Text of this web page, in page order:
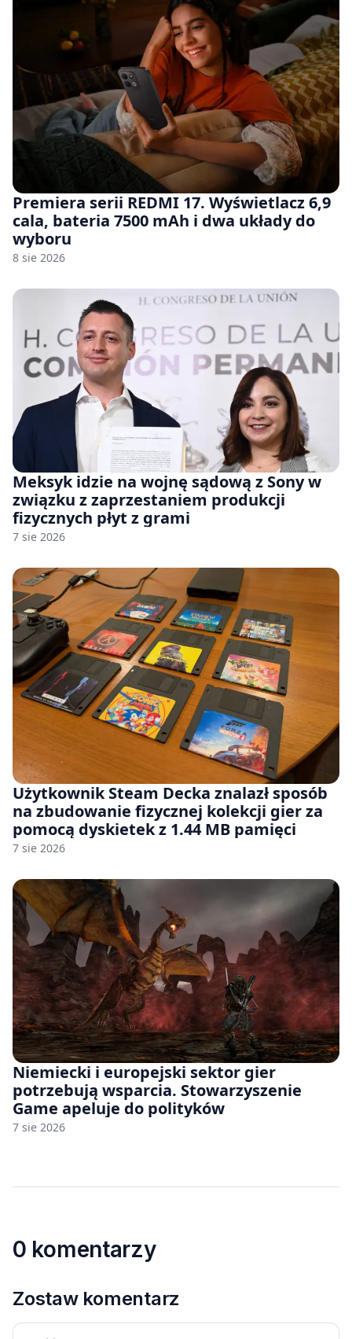
Premiera serii REDMI 17. Wyświetlacz 6,9
cala, bateria 7500 mAh i dwa układy do
wyboru
8 sie 2026
Meksyk idzie na wojnę sądową z Sony w
związku z zaprzestaniem produkcji
fizycznych płyt z grami
7 sie 2026
Użytkownik Steam Decka znalazł sposób
na zbudowanie fizycznej kolekcji gier za
pomocą dyskietek z 1.44 MB pamięci
7 sie 2026
Niemiecki i europejski sektor gier
potrzebują wsparcia. Stowarzyszenie
Game apeluje do polityków
7 sie 2026
0 komentarzy
Zostaw komentarz